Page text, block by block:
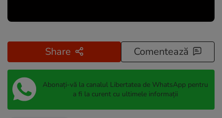
Share Comentează
Abonați-vă la canalul Libertatea de WhatsApp pentru
a fi la curent cu ultimele informații